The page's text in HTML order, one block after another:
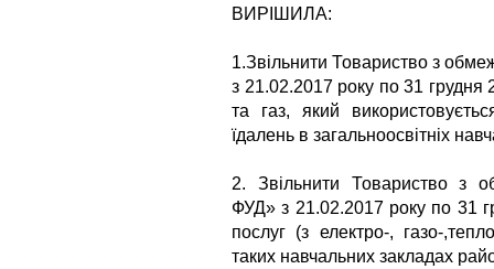
ВИРІШИЛА:
1.Звільнити Товариство з
з 21.02.2017 року по 31 грудня
та газ, який
їдалень в загальноосвітніх
2. Звільнити Товариство з
ФУД» з 21.02.2017 року по 31
послуг (з електро-, газо-
таких навчальних закладах